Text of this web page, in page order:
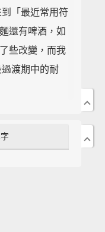
「最近常用符
還有啤酒，如
些改變，而我
渡期中的耐